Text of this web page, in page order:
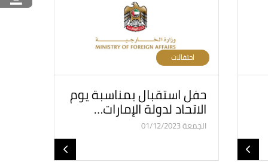
احتفالات
حفل استقبال بمناسبة يوم
الاتحاد لدولة الإمارات…
الجمعة 01/12/2023